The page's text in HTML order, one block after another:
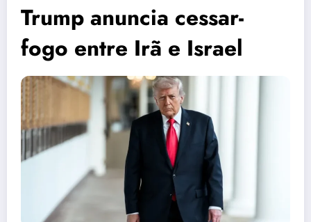
Trump anuncia cessar-
fogo entre Irã e Israel